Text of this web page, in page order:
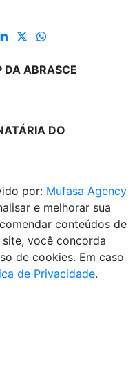
DA ABRASCE
DO
por: Mufasa Agency
e melhorar sua
conteúdos de
você concorda
de cookies. Em caso
de Privacidade.